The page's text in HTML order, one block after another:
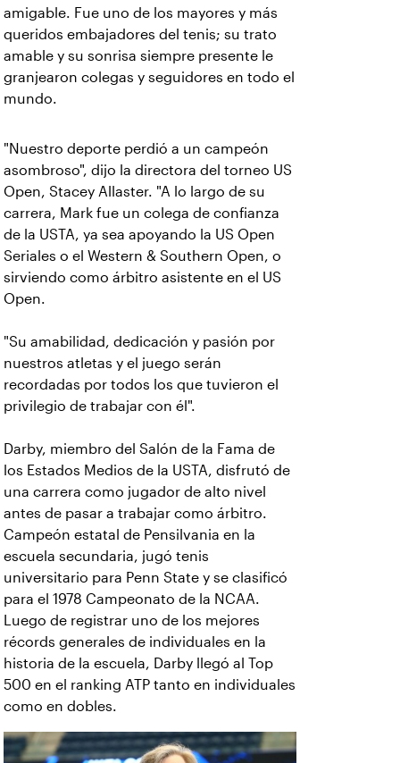
amigable. Fue uno de los mayores y más
queridos embajadores del tenis; su trato
amable y su sonrisa siempre presente le
granjearon colegas y seguidores en todo el
mundo.
"Nuestro deporte perdió a un campeón
asombroso", dijo la directora del torneo US
Open, Stacey Allaster. "A lo largo de su
carrera, Mark fue un colega de confianza
de la USTA, ya sea apoyando la US Open
Seriales o el Western & Southern Open, o
sirviendo como árbitro asistente en el US
Open.
"Su amabilidad, dedicación y pasión por
nuestros atletas y el juego serán
recordadas por todos los que tuvieron el
privilegio de trabajar con él".
Darby, miembro del Salón de la Fama de
los Estados Medios de la USTA, disfrutó de
una carrera como jugador de alto nivel
antes de pasar a trabajar como árbitro.
Campeón estatal de Pensilvania en la
escuela secundaria, jugó tenis
universitario para Penn State y se clasificó
para el 1978 Campeonato de la NCAA.
Luego de registrar uno de los mejores
récords generales de individuales en la
historia de la escuela, Darby llegó al Top
500 en el ranking ATP tanto en individuales
como en dobles.